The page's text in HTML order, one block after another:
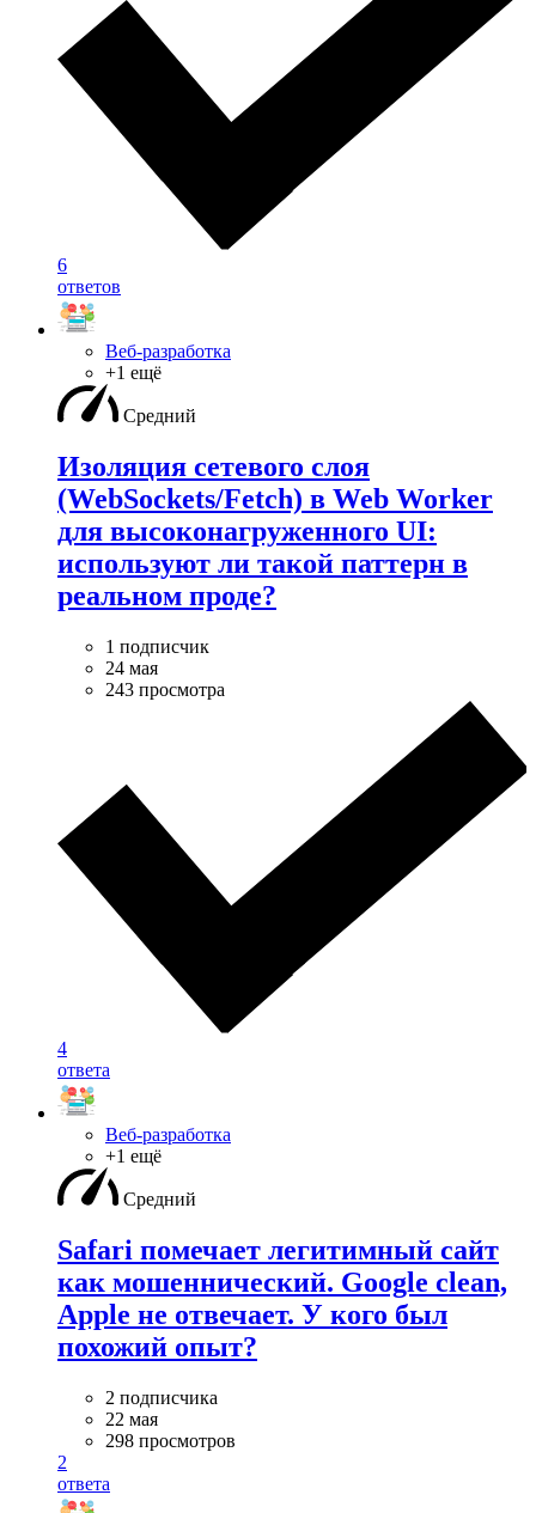
6
ответов
Веб-разработка
+1 ещё
Средний
Изоляция сетевого слоя
(WebSockets/Fetch) в Web Worker
для высоконагруженного UI:
используют ли такой паттерн в
реальном проде?
1 подписчик
24 мая
243 просмотра
4
ответа
Веб-разработка
+1 ещё
Средний
Safari помечает легитимный сайт
как мошеннический. Google clean,
Apple не отвечает. У кого был
похожий опыт?
2 подписчика
22 мая
298 просмотров
2
ответа